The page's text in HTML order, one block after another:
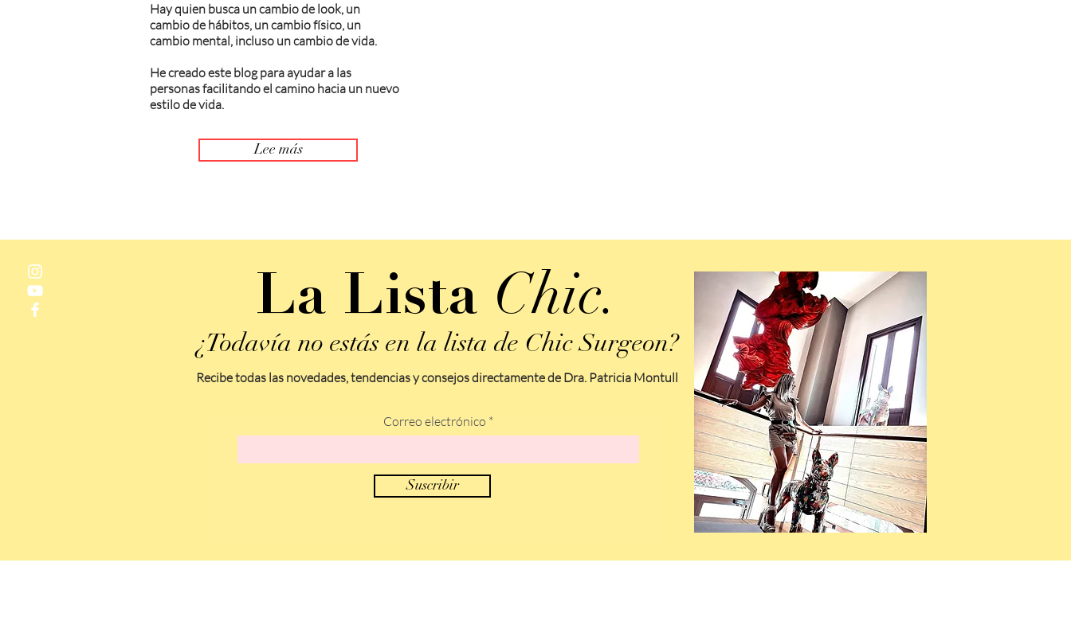
Hay quien busca un cambio de look, un
cambio de hábitos, un cambio físico, un
cambio mental, incluso un cambio de vida.
He creado este blog para ayudar a las
personas facilitando el camino hacia un nuevo
estilo de vida.
Lee más
La Lista Chic.
¿Todavía no estás en la lista de Chic Surgeon?
Correo electrónico
Suscribir
Recibe todas las novedades, tendencias y consejos directamente de Dra. Patricia Montull